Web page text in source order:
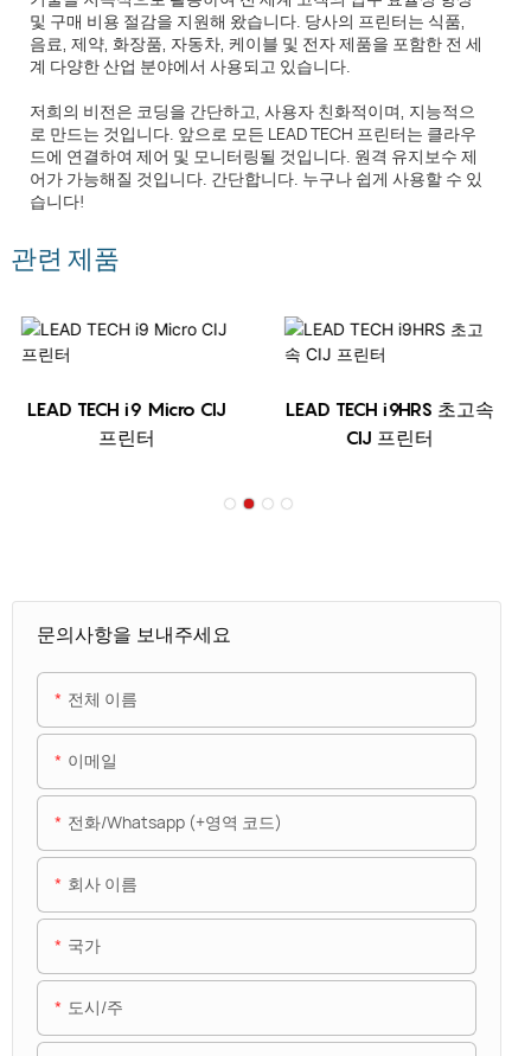
및 구매 비용 절감을 지원해 왔습니다. 당사의 프린터는 식품,
음료, 제약, 화장품, 자동차, 케이블 및 전자 제품을 포함한 전 세
계 다양한 산업 분야에서 사용되고 있습니다.
저희의 비전은 코딩을 간단하고, 사용자 친화적이며, 지능적으
로 만드는 것입니다. 앞으로 모든 LEAD TECH 프린터는 클라우
드에 연결하여 제어 및 모니터링될 것입니다. 원격 유지보수 제
어가 가능해질 것입니다. 간단합니다. 누구나 쉽게 사용할 수 있
습니다!
관련 제품
LEAD TECH i9 Micro CIJ
프린터
LEAD TECH i9HRS 초고속
CIJ 프린터
문의사항을 보내주세요
전체 이름
이메일
전화/whatsapp (+영역 코드)
회사 이름
국가
도시/주